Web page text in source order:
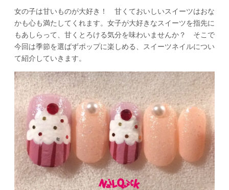
女の子は甘いものが大好き！ 甘くておいしいスイーツはおな
かも心も満たしてくれます。女子が大好きなスイーツを指先に
もあしらって、甘くとろける気分を味わいませんか？ そこで
今回は季節を選ばずポップに楽しめる、スイーツネイルについ
て紹介していきます。